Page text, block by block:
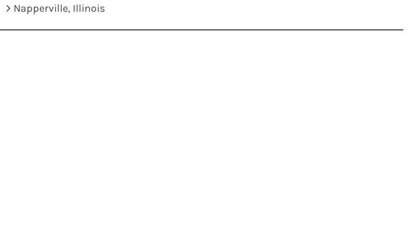
Napperville, Illinois